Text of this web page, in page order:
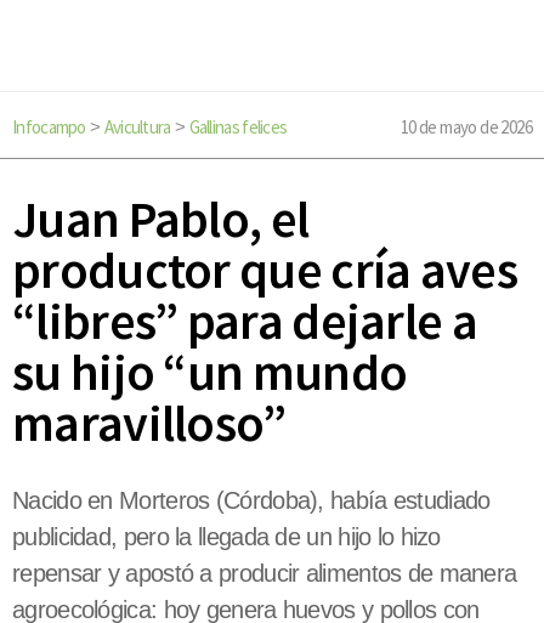
Infocampo > Avicultura > Gallinas felices 10 de mayo de 2026
Juan Pablo, el
productor que cría aves
“libres” para dejarle a
su hijo “un mundo
maravilloso”
Nacido en Morteros (Córdoba), había estudiado
publicidad, pero la llegada de un hijo lo hizo
repensar y apostó a producir alimentos de manera
agroecológica: hoy genera huevos y pollos con